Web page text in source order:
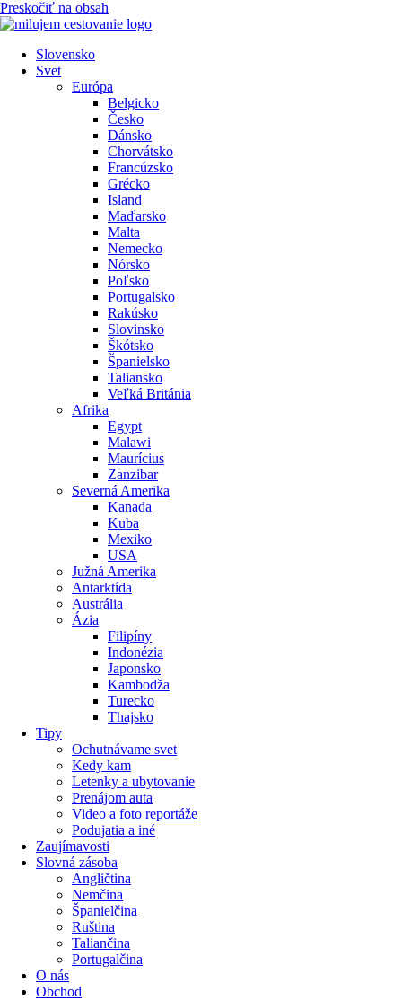
Preskočiť na obsah
Slovensko
Svet
Európa
Belgicko
Česko
Dánsko
Chorvátsko
Francúzsko
Grécko
Island
Maďarsko
Malta
Nemecko
Nórsko
Poľsko
Portugalsko
Rakúsko
Slovinsko
Škótsko
Španielsko
Taliansko
Veľká Británia
Afrika
Egypt
Malawi
Maurícius
Zanzibar
Severná Amerika
Kanada
Kuba
Mexiko
USA
Južná Amerika
Antarktída
Austrália
Ázia
Filipíny
Indonézia
Japonsko
Kambodža
Turecko
Thajsko
Tipy
Ochutnávame svet
Kedy kam
Letenky a ubytovanie
Prenájom auta
Video a foto reportáže
Podujatia a iné
Zaujímavosti
Slovná zásoba
Angličtina
Nemčina
Španielčina
Ruština
Taliančina
Portugalčina
O nás
Obchod